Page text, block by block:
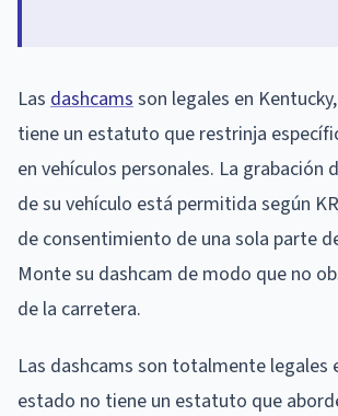
Las dashcams son legales en
tiene un estatuto que restrinja
en vehículos personales. La grabación
de su vehículo está permitida según
de consentimiento de una sola parte
Monte su dashcam de modo que no
de la carretera.
Las dashcams son totalmente legales
estado no tiene un estatuto que